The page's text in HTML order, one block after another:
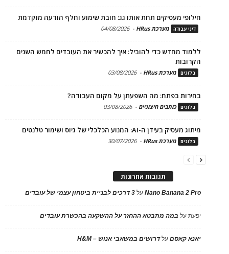
חילופי מעסיקים תחת אותו גג: חובת שימוע וחלף הודעה מוקדמת
דיני עבודה מערכת HRus -
04/08/2026
ללמוד מחדש כדי להוביל: איך להכשיר את העובדים לחמש השנים
הקרובות
בלוגים מערכת HRus -
03/08/2026
בחירות בפתח: מה השפעתן על מקום העבודה?
בלוגים כותבים חיצוניים -
03/08/2026
מיתוג מעסיק בעידן ה-AI: המנוע הכלכלי של גיוס ושימור טלנטים
בלוגים מערכת HRus -
30/07/2026
תגובות אחרונות
Nano Banana 2 Proעל 3 דרכים לבניית ביטחון עצמי של עובדים
יפעתעל במה מתבטא ההחזר על ההשקעה בהכשרת עובדים
יאנא קאסםעלדרושים במשאבי אנוש – H&M